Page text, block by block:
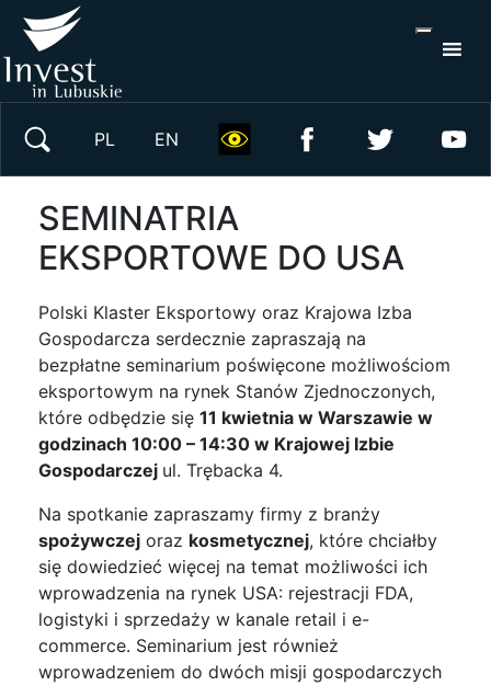
PL EN
SEMINATRIA
EKSPORTOWE DO USA
Polski Klaster Eksportowy oraz Krajowa Izba
Gospodarcza serdecznie zapraszają na
bezpłatne seminarium poświęcone możliwościom
eksportowym na rynek Stanów Zjednoczonych,
które odbędzie się 11 kwietnia w Warszawie w
godzinach 10:00 – 14:30 w Krajowej Izbie
Gospodarczej ul. Trębacka 4.
Na spotkanie zapraszamy firmy z branży
spożywczej oraz kosmetycznej, które chciałby
się dowiedzieć więcej na temat możliwości ich
wprowadzenia na rynek USA: rejestracji FDA,
logistyki i sprzedaży w kanale retail i e-
commerce. Seminarium jest również
wprowadzeniem do dwóch misji gospodarczych
Wyszukaj w serwisie